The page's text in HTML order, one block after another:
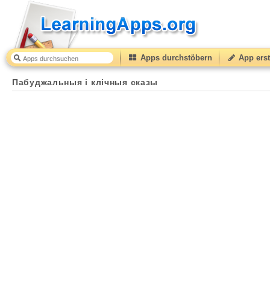
Apps durchstöbern App
Пабуджальныя і клічныя сказы